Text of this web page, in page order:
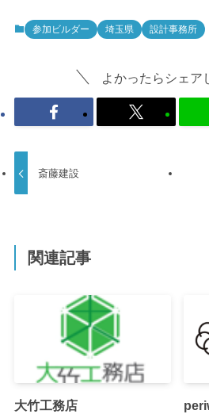
参加ビルダー 埼玉県 設計事務所
よかったらシェア
斎藤建設
関連記事
大竹工務店